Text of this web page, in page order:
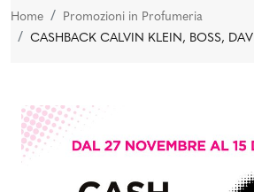
Home
Promozioni in Profumeria
CASHBACK CALVIN KLEIN, BOSS,